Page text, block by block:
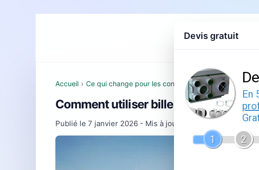
Accueil Devis gratuit
Accueil › Ce qui change pour les consommateurs
Comment utiliser bille bot engie :
Publié le 7 janvier 2026 - Mis à jour le
22 février 2026
Bille bot
votre
Devis gratuit